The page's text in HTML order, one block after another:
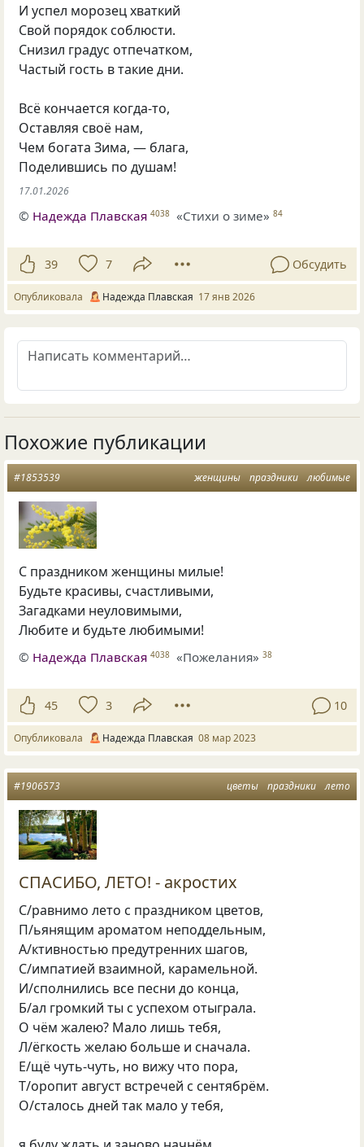
И успел морозец хваткий
Свой порядок соблюсти.
Снизил градус отпечатком,
Частый гость в такие дни.
Всё кончается когда-то,
Оставляя своё нам,
Чем богата Зима, — блага,
Поделившись по душам!
17.01.2026
© Надежда Плавская 4038 «Стихи о зиме» 84
39 7 Обсудить
Опубликовала Надежда Плавская 17 янв 2026
Похожие публикации
женщины праздники любимые
#1853539
С праздником женщины милые!
Будьте красивы, счастливыми,
Загадками неуловимыми,
Любите и будьте любимыми!
© Надежда Плавская 4038 «Пожелания» 38
45 3 10
Опубликовала Надежда Плавская 08 мар 2023
цветы праздники лето
#1906573
СПАСИБО, ЛЕТО! - акростих
С/равнимо лето с праздником цветов,
П/ьянящим ароматом неподдельным,
А/ктивностью предутренних шагов,
С/импатией взаимной, карамельной.
И/сполнились все песни до конца,
Б/ал громкий ты с успехом отыграла.
О чём жалею? Мало лишь тебя,
Л/ёгкость желаю больше и сначала.
Е/щё чуть-чуть, но вижу что пора,
Т/оропит август встречей с сентябрём.
О/сталось дней так мало у тебя,